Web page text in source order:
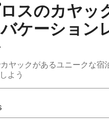
スのカヤッ
ケーション
ヤックがあるユニークな宿
よう
が表示されたら、上下の矢印キ